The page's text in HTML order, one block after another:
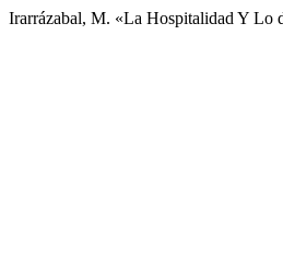
Irarrázabal, M. «La Hospitalidad Y Lo